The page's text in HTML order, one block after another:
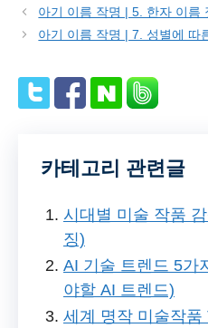
아기 이름 작명 | 5. 한자 이름
아기 이름 작명 | 7. 성별에 따
카테고리 관련글
시대별 미술 작품
징)
AI 기술 트렌드 5가
야할 AI 트렌드)
세계 명작 미술작품